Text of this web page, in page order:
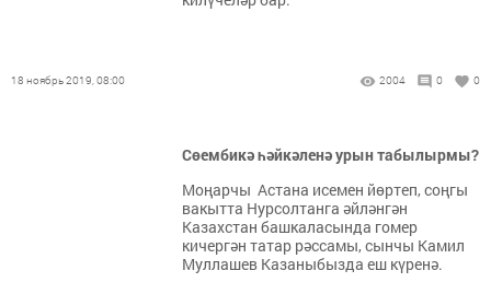
18 ноябрь 2019, 08:00 2004 0 0
Сөембикә һәйкәленә урын табылырмы?
Моңарчы Астана исемен йөртеп, соңгы
вакытта Нурсолтанга әйләнгән
Казахстан башкаласында гомер
кичергән татар рәссамы, сынчы Камил
Муллашев Казаныбызда еш күренә.